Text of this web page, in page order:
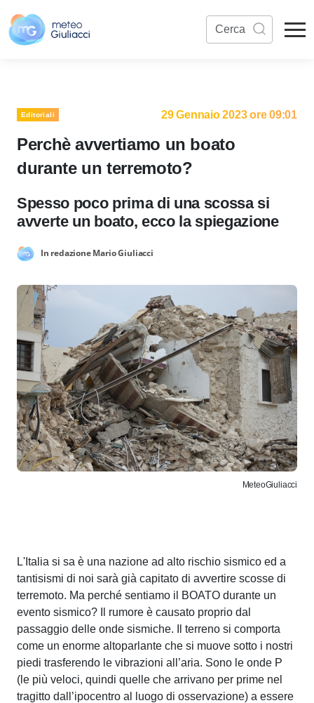
Editoriali 29 Gennaio 2023 ore 09:01
Perchè avvertiamo un boato
durante un terremoto?
Spesso poco prima di una scossa si
avverte un boato, ecco la spiegazione
In redazione Mario Giuliacci
MeteoGiuliacci
L'Italia si sa è una nazione ad alto rischio sismico ed a
tantisismi di noi sarà già capitato di avvertire scosse di
terremoto. Ma perché sentiamo il BOATO durante un
evento sismico? Il rumore è causato proprio dal
passaggio delle onde sismiche. Il terreno si comporta
come un enorme altoparlante che si muove sotto i nostri
piedi trasferendo le vibrazioni all’aria. Sono le onde P
(le più veloci, quindi quelle che arrivano per prime nel
tragitto dall’ipocentro al luogo di osservazione) a essere